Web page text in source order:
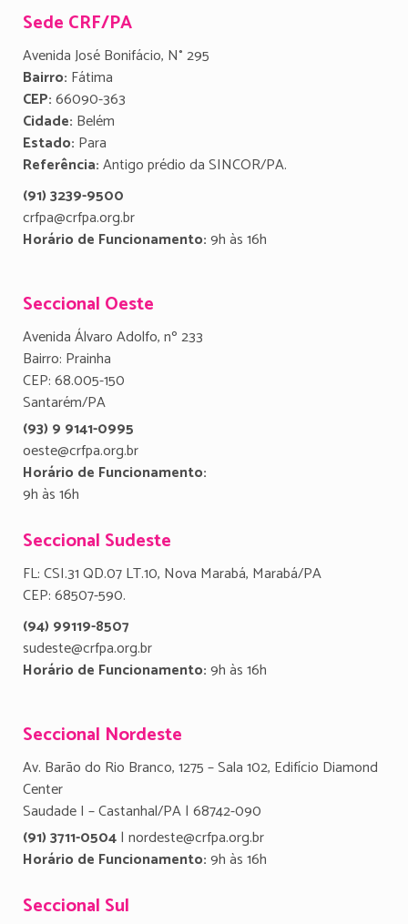
Sede CRF/PA
Avenida José Bonifácio, N° 295
Bairro: Fátima
CEP:66090-363
Cidade: Belém
Estado: Para
Referência:Antigo prédio da SINCOR/PA.
(91) 3239-9500
crfpa@crfpa.org.br
Horário de Funcionamento:9h às 16h
Seccional Oeste
Avenida Álvaro Adolfo, nº 233
Bairro: Prainha
CEP: 68.005-150
Santarém/PA
(93) 9 9141-0995
oeste@crfpa.org.br
Horário de Funcionamento:
9h às 16h
Seccional Sudeste
FL: CSI.31 QD.07 LT.10, Nova Marabá, Marabá/PA
CEP: 68507-590.
(94) 99119-8507
sudeste@crfpa.org.br
Horário de Funcionamento:9h às 16h
Seccional Nordeste
Av. Barão do Rio Branco, 1275 – Sala 102, Edifício Diamond
Center
Saudade I – Castanhal/PA | 68742-090
(91) 3711-0504| nordeste@crfpa.org.br
Horário de Funcionamento:9h às 16h
Seccional Sul